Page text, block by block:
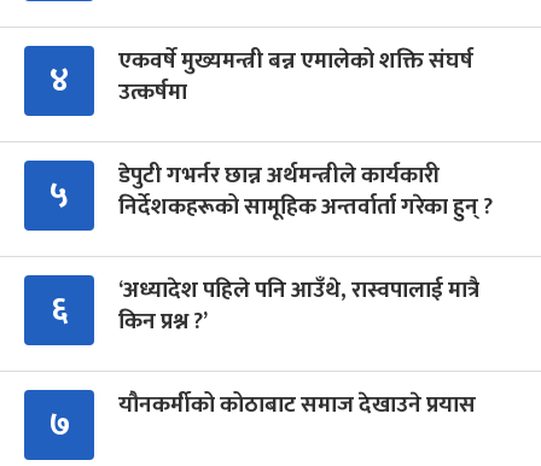
४
एकवर्षे मुख्यमन्त्री बन्न एमालेको शक्ति संघर्ष
उत्कर्षमा
५
डेपुटी गभर्नर छान्न अर्थमन्त्रीले कार्यकारी
निर्देशकहरूको सामूहिक अन्तर्वार्ता गरेका हुन् ?
६
‘अध्यादेश पहिले पनि आउँथे, रास्वपालाई मात्रै
किन प्रश्न ?’
७ यौनकर्मीको कोठाबाट समाज देखाउने प्रयास